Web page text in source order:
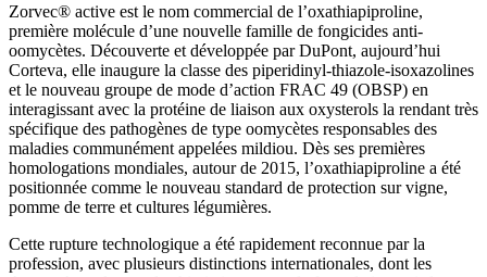
Zorvec® active est le nom commercial de l’oxathiapiproline,
première molécule d’une nouvelle famille de fongicides anti-
oomycètes. Découverte et développée par DuPont, aujourd’hui
Corteva, elle inaugure la classe des piperidinyl-thiazole-isoxazolines
et le nouveau groupe de mode d’action FRAC 49 (OBSP) en
interagissant avec la protéine de liaison aux oxysterols la rendant très
spécifique des pathogènes de type oomycètes responsables des
maladies communément appelées mildiou. Dès ses premières
homologations mondiales, autour de 2015, l’oxathiapiproline a été
positionnée comme le nouveau standard de protection sur vigne,
pomme de terre et cultures légumières.
Cette rupture technologique a été rapidement reconnue par la
profession, avec plusieurs distinctions internationales, dont les